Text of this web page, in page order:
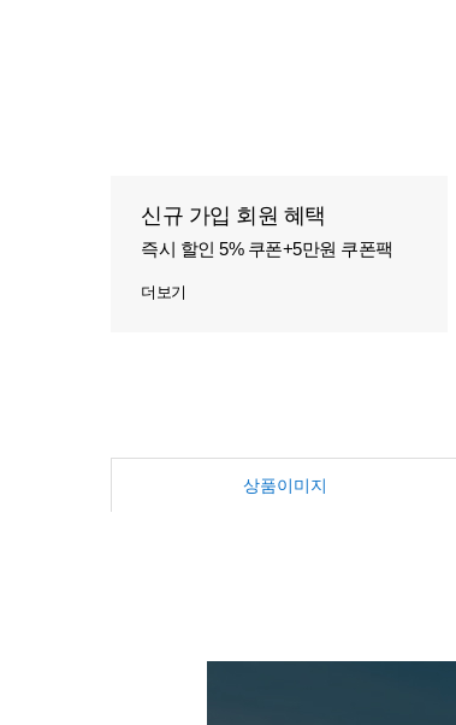
신규 가입 회원 혜택
즉시 할인 5% 쿠폰+5만원 쿠폰팩
더보기
상품이미지